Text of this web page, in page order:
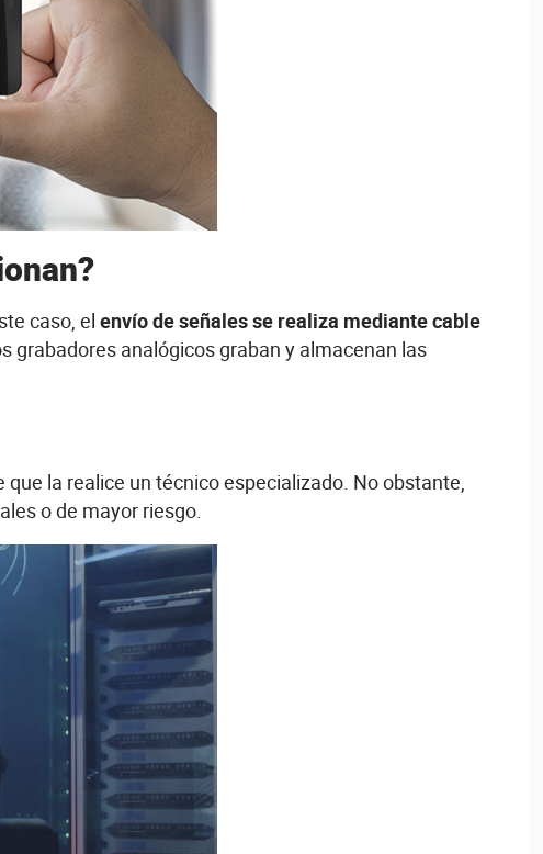
caso, el envío de señales se realiza mediante cable
grabadores analógicos graban y almacenan las
la realice un técnico especializado. No obstante,
o de mayor riesgo.